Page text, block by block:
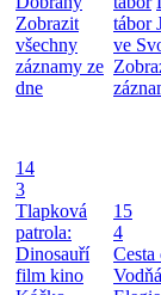
Zobrazit
všechny
záznamy ze
dne
tábor
ve
14
3
Tlapková
patrola:
Dinosauří
film kino
15
4
Cesta